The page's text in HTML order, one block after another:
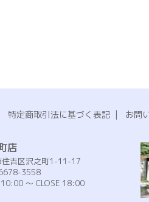
特定商取引法に基づく表記| お問
店
住吉区沢之町1-11-17
3558
10:00 ～ CLOSE 18:00